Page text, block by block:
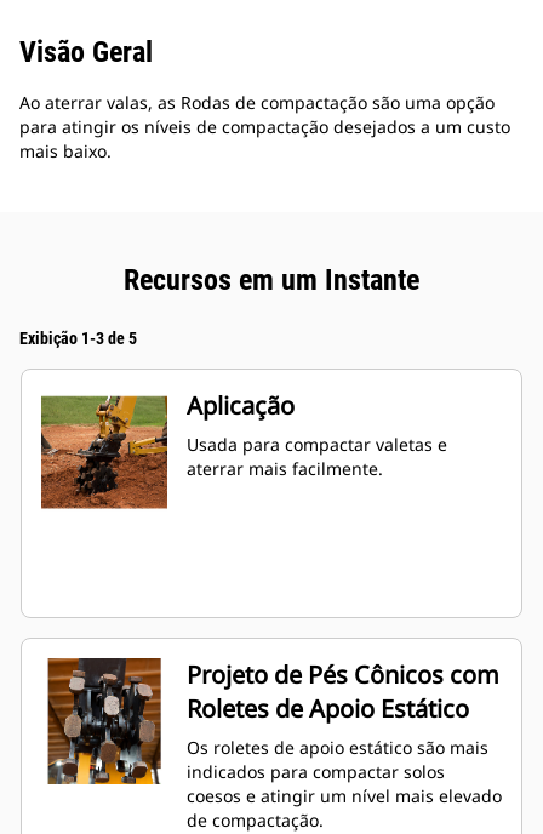
Visão Geral
Ao aterrar valas, as Rodas de compactação são uma opção
para atingir os níveis de compactação desejados a um custo
mais baixo.
Recursos em um Instante
Exibição 1-3 de 5
Aplicação
Usada para compactar valetas e
aterrar mais facilmente.
Projeto de Pés Cônicos com
Roletes de Apoio Estático
Os roletes de apoio estático são mais
indicados para compactar solos
coesos e atingir um nível mais elevado
de compactação.